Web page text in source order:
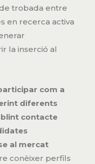
trobada entre
en recerca activa
la inserció al
com a
diferents
contacte
al mercat
conèixer perfils